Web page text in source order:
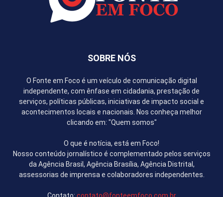
SOBRE NÓS
O Fonte em Foco é um veículo de comunicação digital
independente, com ênfase em cidadania, prestação de
serviços, políticas públicas, iniciativas de impacto social e
acontecimentos locais e nacionais. Nos conheça melhor
clicando em: "Quem somos"
O que é notícia, está em Foco!
Nosso conteúdo jornalístico é complementado pelos serviços
da Agência Brasil, Agência Brasília, Agência Distrital,
assessorias de imprensa e colaboradores independentes.